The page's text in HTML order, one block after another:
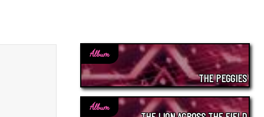
Álbum
THE PEGGIES
Álbum